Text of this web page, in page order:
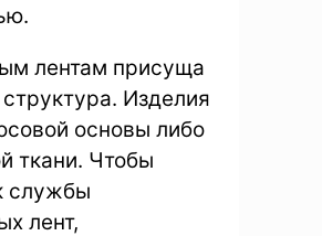
лентам присуща
Изделия
основы либо
ткани. Чтобы
службы
лент,